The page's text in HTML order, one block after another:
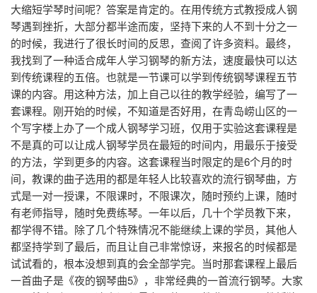
大缩短学琴时间呢？答案是肯定的。在用传统方式教授成人钢
琴遇到挫折，大部分都半途而废，坚持下来的人不到十分之一
的时候，我进行了很长时间的反思，查阅了许多资料。最终，
我找到了一种适合成年人学习钢琴的新方法，速度最快可以达
到传统课程的五倍。也就是一节课可以学到传统钢琴课程五节
课的内容。用这种方法，加上自己以往的教学经验，编写了一
套课程。刚开始的时候，不知道是否好用，在青岛崂山区的一
个写字楼上办了一个成人钢琴学习班，仅用于实验这套课程是
不是真的可以让成人钢琴学员在最短的时间内，用最乐于接受
的方法，学到更多的内容。这套课程当时限定的是6个月的时
间，教课的曲子选用的都是年轻人比较喜欢的流行钢琴曲，方
式是一对一授课，不限课时，不限课次，随时预约上课，随时
有老师指导，随时免费练琴。一年以后，几十个学员教下来，
都学得不错。除了几个特殊情况不能继续上课的学员，其他人
都坚持学到了最后，而且让自己非常惊讶，来报名的时候都是
试试看的，根本没想到真的会全部学完。当时那套课程上最后
一首曲子是《夜的钢琴曲5》，非常经典的一首流行钢琴。大家